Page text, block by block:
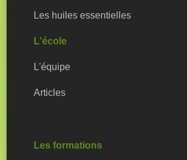
Les huiles essentielles
L'école
L'équipe
Articles
Les formations